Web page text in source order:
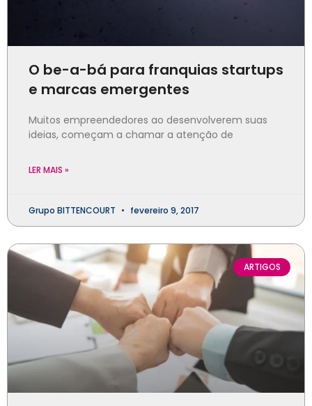
O be-a-bá para franquias startups
e marcas emergentes
Muitos empreendedores ao desenvolverem suas
ideias, começam a chamar a atenção de
LER MAIS »
Grupo BITTENCOURT fevereiro 9, 2017
ARTIGOS